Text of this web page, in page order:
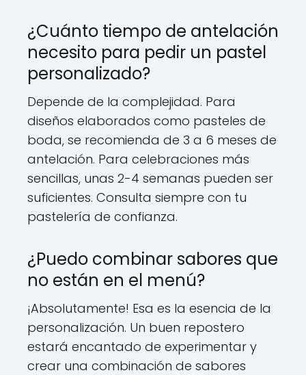
¿Cuánto tiempo de antelación
necesito para pedir un pastel
personalizado?
Depende de la complejidad. Para
diseños elaborados como pasteles de
boda, se recomienda de 3 a 6 meses de
antelación. Para celebraciones más
sencillas, unas 2-4 semanas pueden ser
suficientes. Consulta siempre con tu
pastelería de confianza.
¿Puedo combinar sabores que
no están en el menú?
¡Absolutamente! Esa es la esencia de la
personalización. Un buen repostero
estará encantado de experimentar y
crear una combinación de sabores